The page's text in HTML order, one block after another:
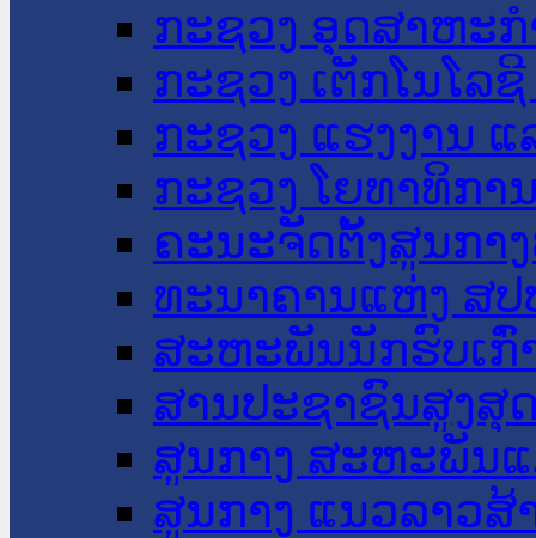
ກະຊວງ ອຸດສາຫະ
ກະຊວງ ເຕັກໂນໂລ
ກະຊວງ ແຮງງານ
ກະຊວງ ໂຍທາທິກາ
ຄະນະຈັດຕັ້ງສູນກາ
ທະນາຄານແຫ່ງ ສປ
ສະຫະພັນນັກຮົບເກົ່
ສານປະຊາຊົນສູງສຸ
ສູນກາງ ສະຫະພັນ
ສູນກາງ ແນວລາວສ້